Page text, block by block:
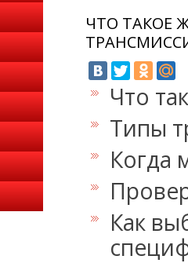
ЧТО ТАКОЕ
Что
Типы
Когда
Как